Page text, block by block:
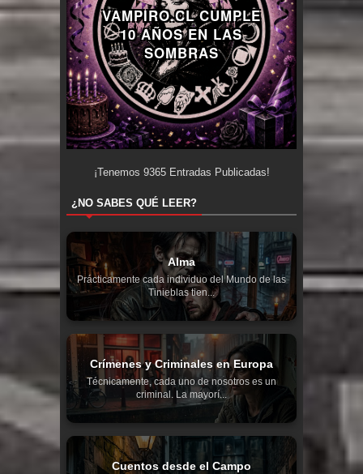
VAMPIRO.CL CUMPLE
10 AÑOS EN LAS
SOMBRAS
¡Tenemos 9365Entradas Publicadas!
¿NO SABES QUÉ LEER?
Alma
Prácticamente cada individuo del Mundo de las
Tinieblas tien...
Crímenes y Criminales en Europa
Técnicamente, cada uno de nosotros es un
criminal. La mayorí...
Cuentos desde el Campo